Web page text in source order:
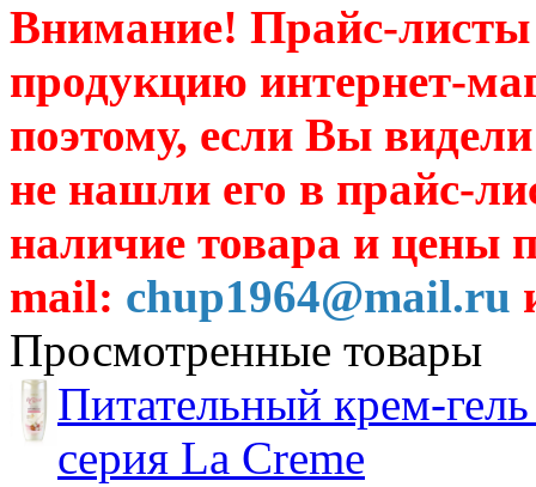
Внимание! Прайс-листы
продукцию интернет-
поэтому, если Вы
не нашли его в прайс-
наличие товара и цены
mail: chup1964@mail.ru
Просмотренные товары
Питательный крем-
серия La Creme